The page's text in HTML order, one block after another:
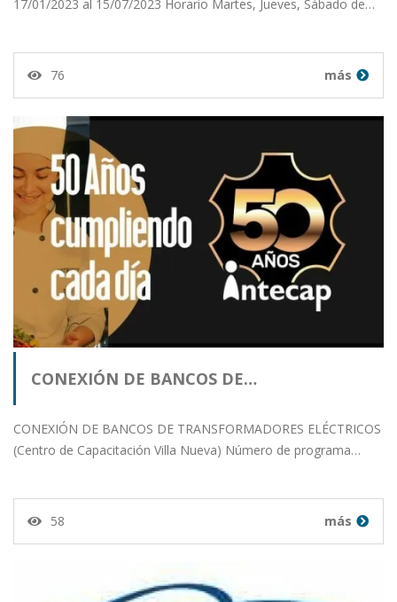
17/01/2023 al 15/07/2023 Horario Martes, Jueves, Sábado de…
76 más
CONEXIÓN DE BANCOS DE…
CONEXIÓN DE BANCOS DE TRANSFORMADORES ELÉCTRICOS
(Centro de Capacitación Villa Nueva) Número de programa…
58 más